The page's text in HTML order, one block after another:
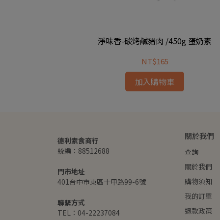
淨味香-碳烤鹹豬肉 /450g 蛋奶素
NT$165
加入購物車
德利素食商行
統編：88512688
門市地址
401台中市東區十甲路99-6號
聯繫方式
TEL：04-22237084
關於我們
查詢
關於我們
購物須知
我的訂單
退款政策